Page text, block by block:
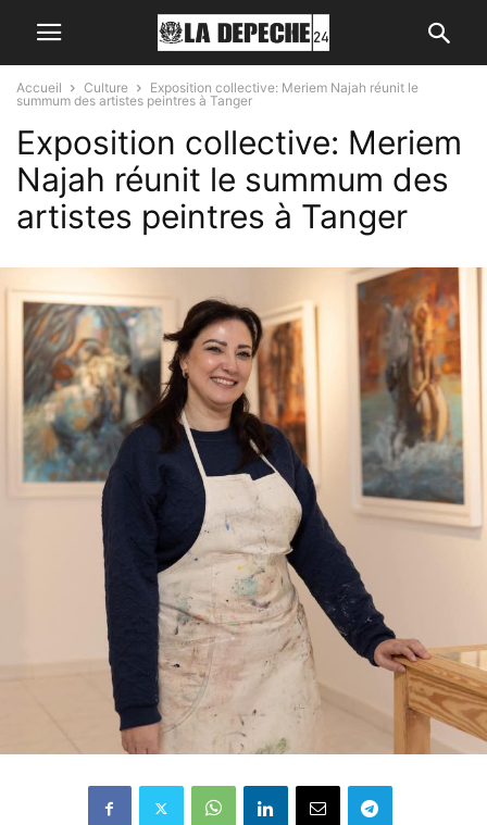
Accueil Culture
Exposition collective: Meriem Najah réunit le
summum des artistes peintres à Tanger
Exposition collective: Meriem
Najah réunit le summum des
artistes peintres à Tanger